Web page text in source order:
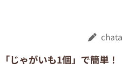
chata
「じゃがいも1個」で簡単！